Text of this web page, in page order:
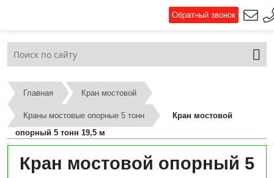
Обратный звонок
Главная Кран мостовой
Краны мостовые опорные 5 тонн
Кран мостовой
опорный 5 тонн 19,5 м
Кран мостовой опорный 5